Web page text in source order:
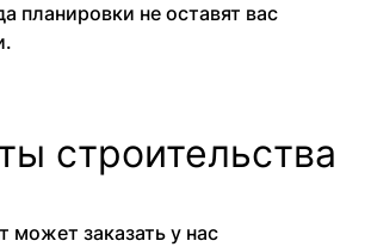
планировки не оставят вас
строительства
может заказать у нас